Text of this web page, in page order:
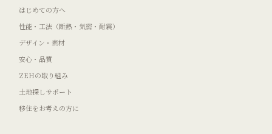
はじめての方へ
性能・工法（断熱・気密・耐震）
デザイン・素材
安心・品質
ZEHの取り組み
土地探しサポート
移住をお考えの方に